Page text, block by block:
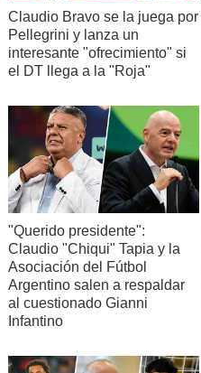
Claudio Bravo se la juega por
Pellegrini y lanza un
interesante "ofrecimiento" si
el DT llega a la "Roja"
"Querido presidente":
Claudio "Chiqui" Tapia y la
Asociación del Fútbol
Argentino salen a respaldar
al cuestionado Gianni
Infantino